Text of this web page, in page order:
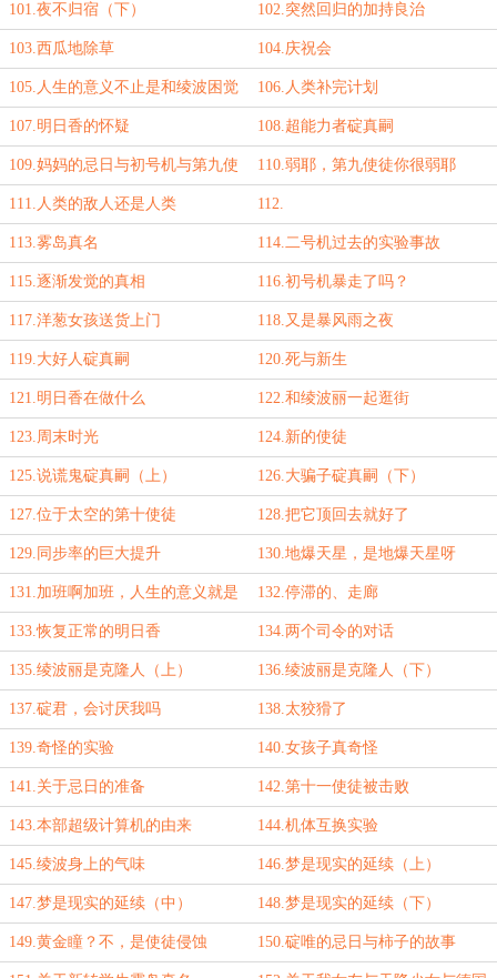
101.夜不归宿（下） 102.突然回归的加持良治
103.西瓜地除草 104.庆祝会
105.人生的意义不止是和绫波困觉 106.人类补完计划
107.明日香的怀疑 108.超能力者碇真嗣
109.妈妈的忌日与初号机与第九使
徒
110.弱耶，第九使徒你很弱耶
111.人类的敌人还是人类 112.
113.雾岛真名 114.二号机过去的实验事故
115.逐渐发觉的真相 116.初号机暴走了吗？
117.洋葱女孩送货上门 118.又是暴风雨之夜
119.大好人碇真嗣 120.死与新生
121.明日香在做什么 122.和绫波丽一起逛街
123.周末时光 124.新的使徒
125.说谎鬼碇真嗣（上） 126.大骗子碇真嗣（下）
127.位于太空的第十使徒 128.把它顶回去就好了
129.同步率的巨大提升 130.地爆天星，是地爆天星呀
131.加班啊加班，人生的意义就是
加班
132.停滞的、走廊
133.恢复正常的明日香 134.两个司令的对话
135.绫波丽是克隆人（上） 136.绫波丽是克隆人（下）
137.碇君，会讨厌我吗 138.太狡猾了
139.奇怪的实验 140.女孩子真奇怪
141.关于忌日的准备 142.第十一使徒被击败
143.本部超级计算机的由来 144.机体互换实验
145.绫波身上的气味 146.梦是现实的延续（上）
147.梦是现实的延续（中） 148.梦是现实的延续（下）
149.黄金瞳？不，是使徒侵蚀 150.碇唯的忌日与柿子的故事